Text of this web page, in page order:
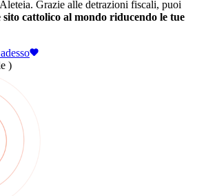
Grazie alle detrazioni fiscali, puoi
cattolico al mondo riducendo le tue
)